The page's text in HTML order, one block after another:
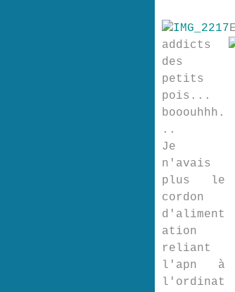
addicts
des
petits
pois...
booouhhh.
..
Je
n'avais
plus le
cordon
d'aliment
ation
reliant
l'apn à
l'ordinat